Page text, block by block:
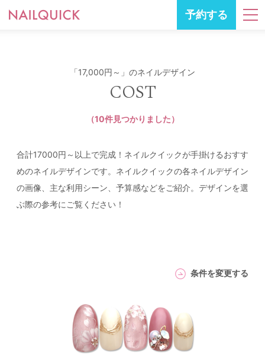
予約する
「17,000円～」のネイルデザイン
COST
（10件見つかりました）
合計17000円～以上で完成！ネイルクイックが手掛けるおすす
めのネイルデザインです。ネイルクイックの各ネイルデザイン
の画像、主な利用シーン、予算感などをご紹介。デザインを選
ぶ際の参考にご覧ください！
条件を変更する